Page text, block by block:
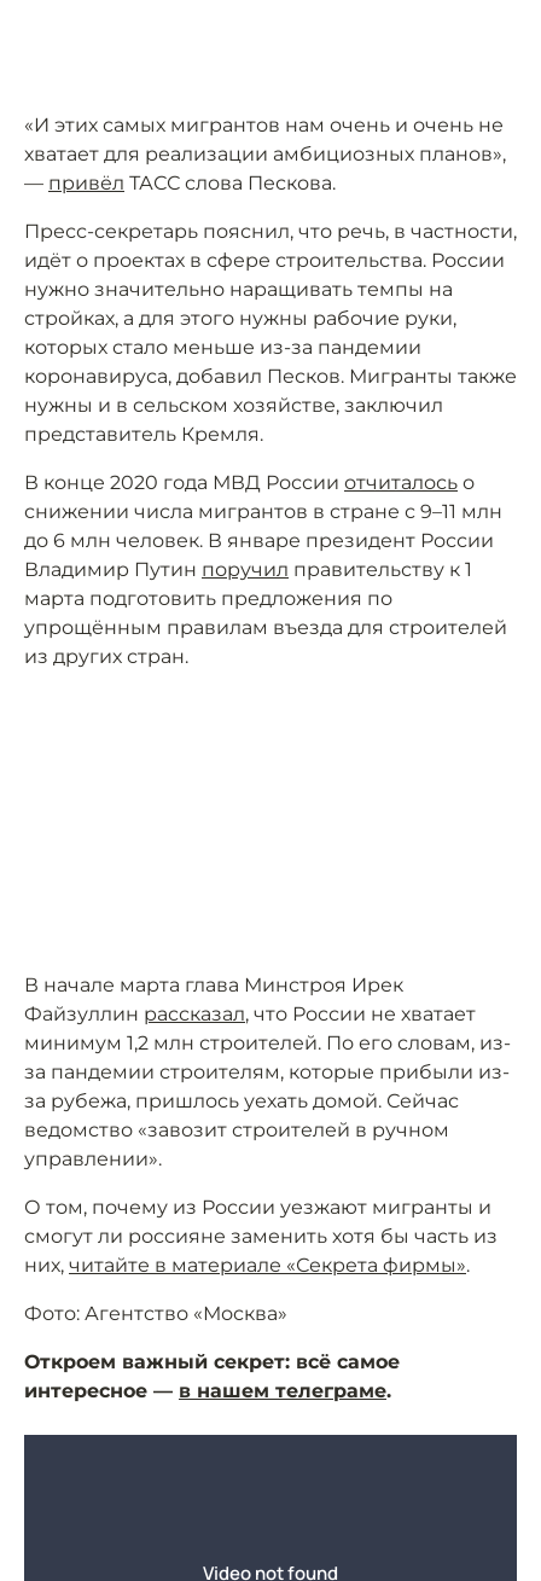
«И этих самых мигрантов нам очень и очень не
хватает для реализации амбициозных планов»,
— привёл ТАСС слова Пескова.
Пресс-секретарь пояснил, что речь, в частности,
идёт о проектах в сфере строительства. России
нужно значительно наращивать темпы на
стройках, а для этого нужны рабочие руки,
которых стало меньше из-за пандемии
коронавируса, добавил Песков. Мигранты также
нужны и в сельском хозяйстве, заключил
представитель Кремля.
В конце 2020 года МВД России отчиталось о
снижении числа мигрантов в стране с 9–11 млн
до 6 млн человек. В январе президент России
Владимир Путин поручил правительству к 1
марта подготовить предложения по
упрощённым правилам въезда для строителей
из других стран.
В начале марта глава Минстроя Ирек
Файзуллин рассказал, что России не хватает
минимум 1,2 млн строителей. По его словам, из-
за пандемии строителям, которые прибыли из-
за рубежа, пришлось уехать домой. Сейчас
ведомство «завозит строителей в ручном
управлении».
О том, почему из России уезжают мигранты и
смогут ли россияне заменить хотя бы часть из
них, читайте в материале «Секрета фирмы».
Фото: Агентство «Москва»
Откроем важный секрет: всё самое
интересное — в нашем телеграме.